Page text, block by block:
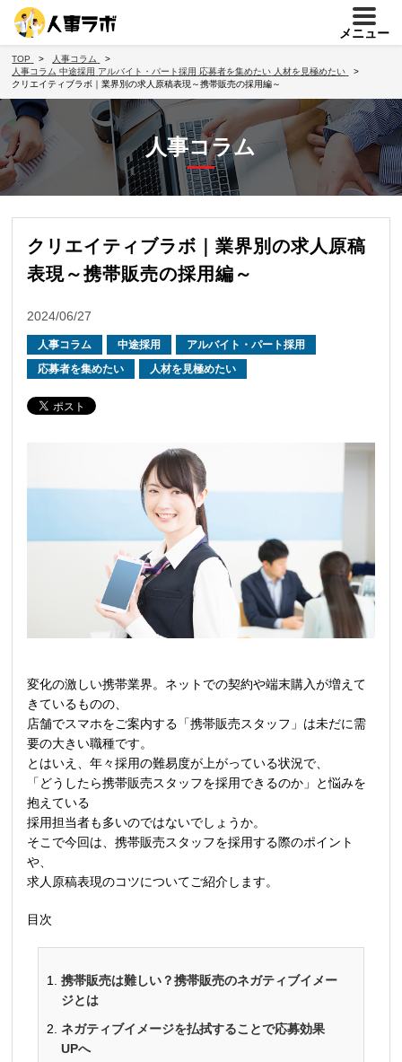
メニュー
TOP
人事コラム
人事コラム 中途採用 アルバイト・パート採用 応募者を集めたい 人材を見極めたい
クリエイティブラボ｜業界別の求人原稿表現～携帯販売の採用編～
人事コラム
クリエイティブラボ｜業界別の求人原稿
表現～携帯販売の採用編～
2024/06/27
人事コラム 中途採用
アルバイト・パート採用
応募者を集めたい
人材を見極めたい
変化の激しい携帯業界。ネットでの契約や端末購入が増えて
きているものの、
店舗でスマホをご案内する「携帯販売スタッフ」は未だに需
要の大きい職種です。
とはいえ、年々採用の難易度が上がっている状況で、
「どうしたら携帯販売スタッフを採用できるのか」と悩みを
抱えている
採用担当者も多いのではないでしょうか。
そこで今回は、携帯販売スタッフを採用する際のポイント
や、
求人原稿表現のコツについてご紹介します。
目次
携帯販売は難しい？携帯販売のネガティブイメー
ジとは
ネガティブイメージを払拭することで応募効果
UPへ